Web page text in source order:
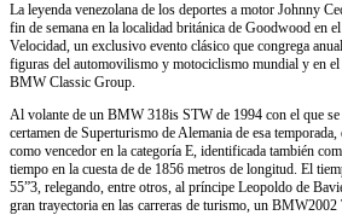
La leyenda venezolana de los deportes a motor Johnny
fin de semana en la localidad británica de Goodwood en
Velocidad, un exclusivo evento clásico que congrega
figuras del automovilismo y motociclismo mundial y en
BMW Classic Group.
Al volante de un BMW 318is STW de 1994 con el que se
certamen de Superturismo de Alemania de esa
como vencedor en la categoría E, identificada también
tiempo en la cuesta de de 1856 metros de longitud. El
55”3, relegando, entre otros, al príncipe Leopoldo de
gran trayectoria en las carreras de turismo, un